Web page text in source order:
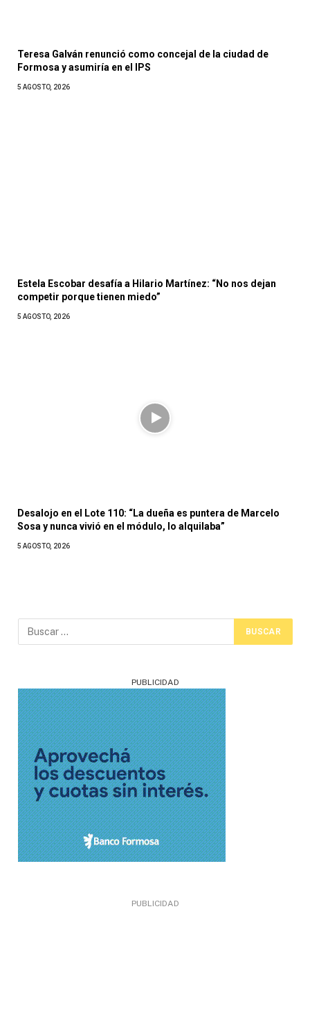
Teresa Galván renunció como concejal de la ciudad de
Formosa y asumiría en el IPS
5 AGOSTO, 2026
Estela Escobar desafía a Hilario Martínez: “No nos dejan
competir porque tienen miedo”
5 AGOSTO, 2026
Desalojo en el Lote 110: “La dueña es puntera de Marcelo
Sosa y nunca vivió en el módulo, lo alquilaba”
5 AGOSTO, 2026
PUBLICIDAD
PUBLICIDAD